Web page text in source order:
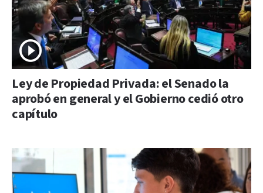
Ley de Propiedad Privada: el Senado la
aprobó en general y el Gobierno cedió otro
capítulo